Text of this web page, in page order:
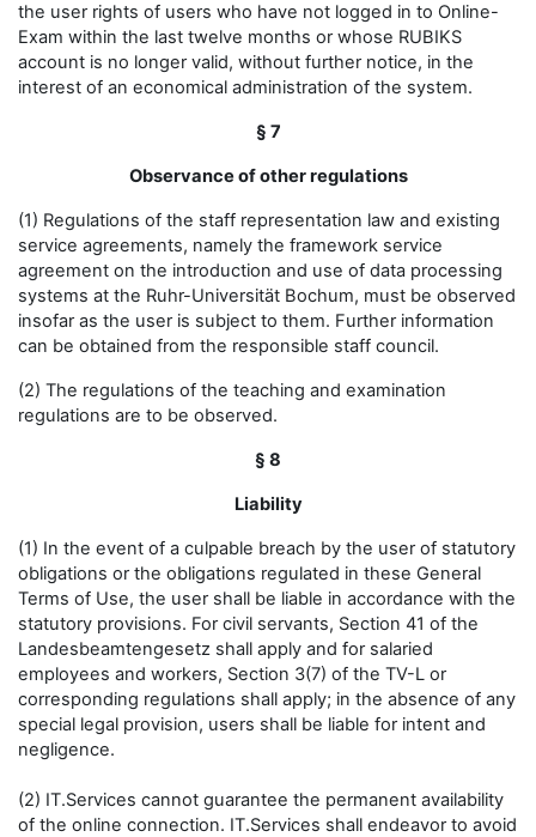
the user rights of users who have not logged in to Online-
Exam within the last twelve months or whose RUBIKS
account is no longer valid, without further notice, in the
interest of an economical administration of the system.
§ 7
Observance of other regulations
(1) Regulations of the staff representation law and existing
service agreements, namely the framework service
agreement on the introduction and use of data processing
systems at the Ruhr-Universität Bochum, must be observed
insofar as the user is subject to them. Further information
can be obtained from the responsible staff council.
(2) The regulations of the teaching and examination
regulations are to be observed.
§ 8
Liability
(1) In the event of a culpable breach by the user of statutory
obligations or the obligations regulated in these General
Terms of Use, the user shall be liable in accordance with the
statutory provisions. For civil servants, Section 41 of the
Landesbeamtengesetz shall apply and for salaried
employees and workers, Section 3(7) of the TV-L or
corresponding regulations shall apply; in the absence of any
special legal provision, users shall be liable for intent and
negligence.
(2) IT.Services cannot guarantee the permanent availability
of the online connection. IT.Services shall endeavor to avoid